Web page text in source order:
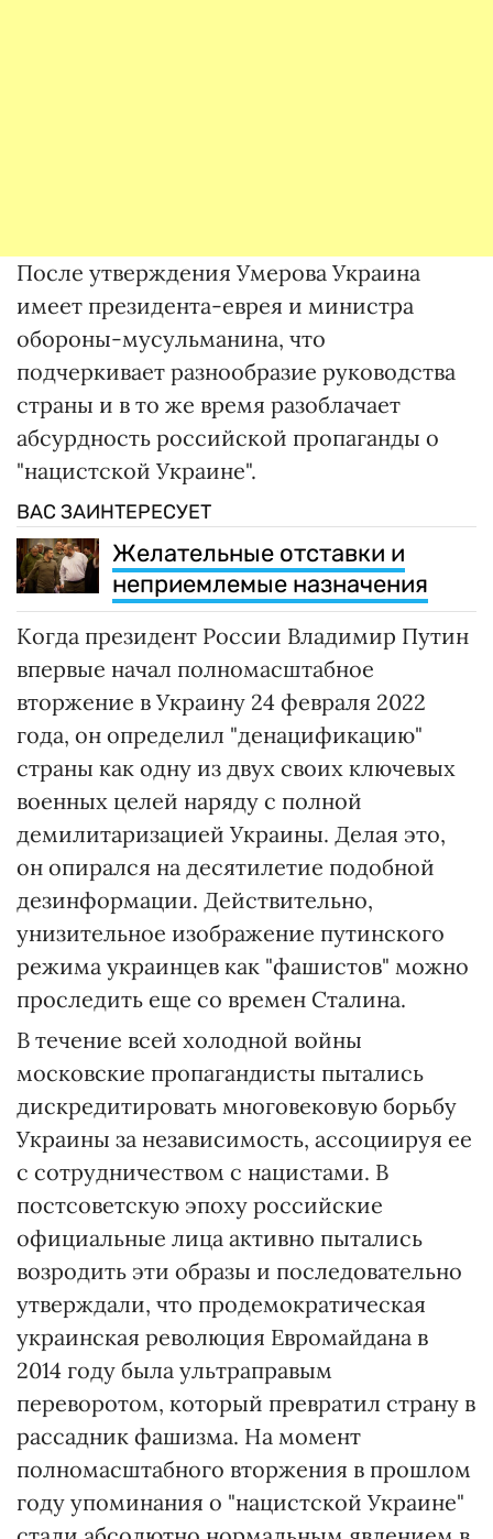
После утверждения Умерова Украина
имеет президента-еврея и министра
обороны-мусульманина, что
подчеркивает разнообразие руководства
страны и в то же время разоблачает
абсурдность российской пропаганды о
"нацистской Украине".
ВАС ЗАИНТЕРЕСУЕТ
Желательные отставки и
неприемлемые назначения
Когда президент России Владимир Путин
впервые начал полномасштабное
вторжение в Украину 24 февраля 2022
года, он определил "денацификацию"
страны как одну из двух своих ключевых
военных целей наряду с полной
демилитаризацией Украины. Делая это,
он опирался на десятилетие подобной
дезинформации. Действительно,
унизительное изображение путинского
режима украинцев как "фашистов" можно
проследить еще со времен Сталина.
В течение всей холодной войны
московские пропагандисты пытались
дискредитировать многовековую борьбу
Украины за независимость, ассоциируя ее
с сотрудничеством с нацистами. В
постсоветскую эпоху российские
официальные лица активно пытались
возродить эти образы и последовательно
утверждали, что продемократическая
украинская революция Евромайдана в
2014 году была ультраправым
переворотом, который превратил страну в
рассадник фашизма. На момент
полномасштабного вторжения в прошлом
году упоминания о "нацистской Украине"